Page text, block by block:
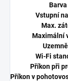
Barva
Vstupní
Max.
Maximální
Wi-Fi
Příkon při
Příkon v